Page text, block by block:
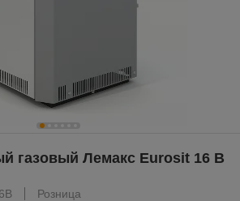
газовый Лемакс Eurosit 16 В
Розница